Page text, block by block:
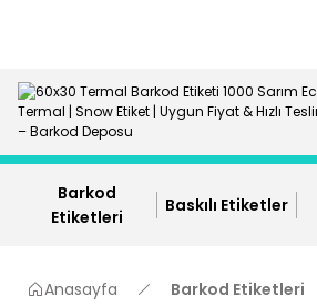
Barkod
Etiketleri
Baskılı Etiketler
Anasayfa Barkod Etiketleri